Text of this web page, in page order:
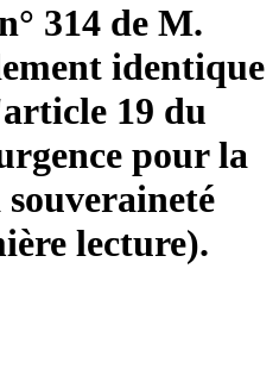
314 de M.
identique
19 du
pour la
lecture).